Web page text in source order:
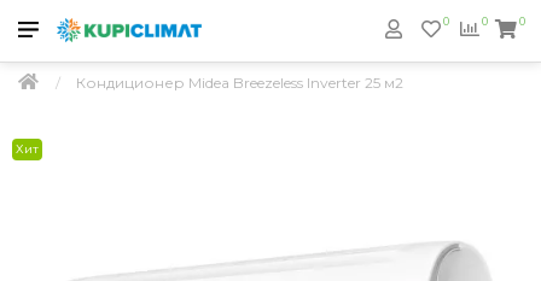
0
0 0
Кондиционер Midea Breezeless Inverter 25 м2
Хит